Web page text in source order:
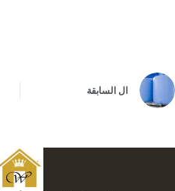
ال السابقة